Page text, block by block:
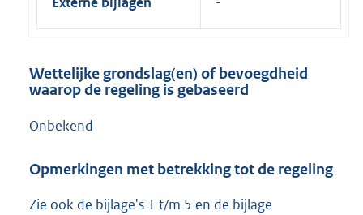
Wettelijke grondslag(en) of bevoegdheid
waarop de regeling is gebaseerd
Onbekend
Opmerkingen met betrekking tot de regeling
Zie ook de bijlage's 1 t/m 5 en de bijlage